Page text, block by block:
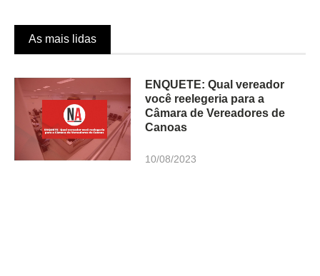
As mais lidas
ENQUETE: Qual vereador
você reelegeria para a
Câmara de Vereadores de
Canoas
10/08/2023